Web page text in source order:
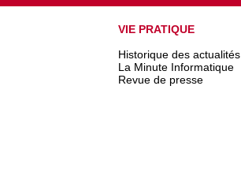
VIE PRATIQUE
Historique des actualités
La Minute Informatique
Revue de presse